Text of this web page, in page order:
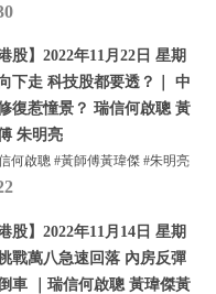
股】2022年11月22日 星期
下走 科技股都要透？｜ 中
復惹憧景？ 瑞信何啟聰 黃
朱明亮
何啟聰 #黃師傅黃瑋傑 #朱明亮
股】2022年11月14日 星期
戰萬八急速回落 內房反彈
車 ｜瑞信何啟聰 黃瑋傑黃